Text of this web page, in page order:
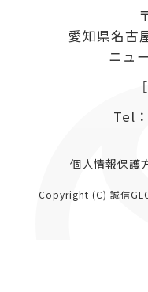
愛知県名古
ニュ
Tel：
個人情報保護
Copyright (C) 誠信